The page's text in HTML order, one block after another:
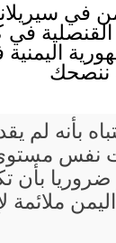
في
في
ننصحك
بأنه لم
نفس
بأن
ملائمة